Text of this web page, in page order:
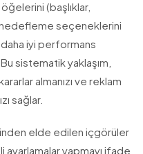
(başlıklar,
seçeneklerini
daha iyi performans
sistematik yaklaşım,
almanızı ve reklam
sağlar.
elde edilen içgörüler
ayarlamalar yapmayı ifade